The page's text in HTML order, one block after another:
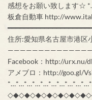
感想をお願い致しま
板倉自動車 http://
住所:愛知県名古屋市港区
Facebook：http://urx.nu/
アメブロ：http://goo.gl/